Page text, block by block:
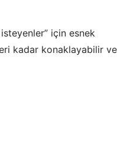
için esnek
kadar konaklayabilir ve